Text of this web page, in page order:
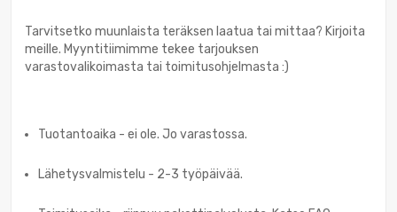
Tarvitsetko muunlaista teräksen laatua tai mittaa? Kirjoita
meille. Myyntitiimimme tekee tarjouksen
varastovalikoimasta tai toimitusohjelmasta :)
Tuotantoaika - ei ole. Jo varastossa.
Lähetysvalmistelu - 2-3 työpäivää.